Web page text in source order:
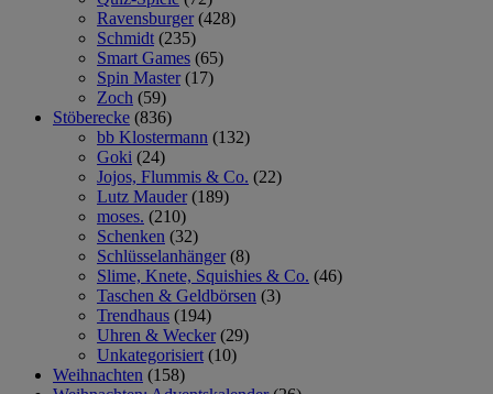
Ravensburger (428)
Schmidt (235)
Smart Games (65)
Spin Master (17)
Zoch (59)
Stöberecke (836)
bb Klostermann (132)
Goki (24)
Jojos, Flummis & Co. (22)
Lutz Mauder (189)
moses. (210)
Schenken (32)
Schlüsselanhänger (8)
Slime, Knete, Squishies & Co. (46)
Taschen & Geldbörsen (3)
Trendhaus (194)
Uhren & Wecker (29)
Unkategorisiert (10)
Weihnachten (158)